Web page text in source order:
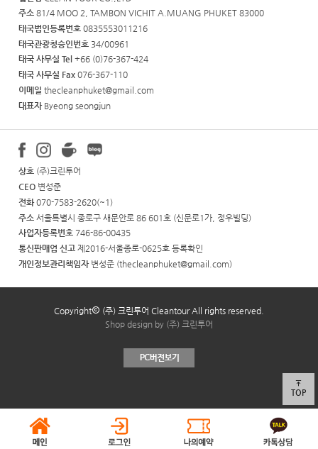
TOP
주소 81/4 MOO 2, TAMBON VICHIT A.MUANG PHUKET 83000
태국법인등록번호 0835553011216
태국관광청승인번호 34/00961
태국 사무실 Tel +66 (0)76-367-424
태국 사무실 Fax 076-367-110
이메일 thecleanphuket@gmail.com
대표자Byeong seongjun
상호 (주)크린투어
CEO 변성준
전화070-7583-2620(~1)
주소 서울특별시 종로구 새문안로 86 601호 (신문로1가, 정우빌딩)
사업자등록번호 746-86-00435
통신판매업 신고 제2016-서울종로-0625호등록확인
개인정보관리책임자변성준 (thecleanphuket@gmail.com)
Copyright
(주) 크린투어 Cleantour All rights reserved.
Shop design by (주) 크린투어